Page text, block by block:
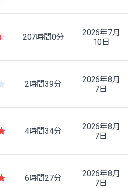
207時間0分
2026年7月
10日
2時間39分
2026年8月
7日
4時間34分
2026年8月
7日
6時間27分
2026年8月
7日